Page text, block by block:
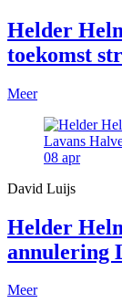
Helder
toekomst
Meer
08 apr
David Luijs
Helder
annulering
Meer